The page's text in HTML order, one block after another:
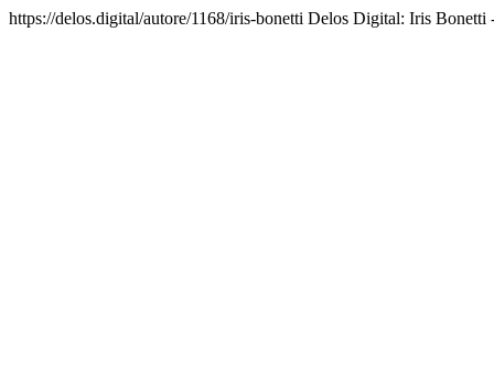
https://delos.digital/autore/1168/iris-bonetti Delos Digital: Iris Bonetti